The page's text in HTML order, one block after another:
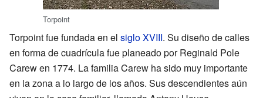
Torpoint
Torpoint fue fundada en el siglo XVIII. Su diseño de calles
en forma de cuadrícula fue planeado por Reginald Pole
Carew en 1774. La familia Carew ha sido muy importante
en la zona a lo largo de los años. Sus descendientes aún